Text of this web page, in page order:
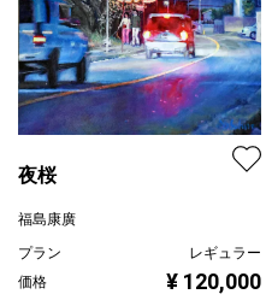
夜桜
福島康廣
プラン
レギュラー
価格
¥ 120,000